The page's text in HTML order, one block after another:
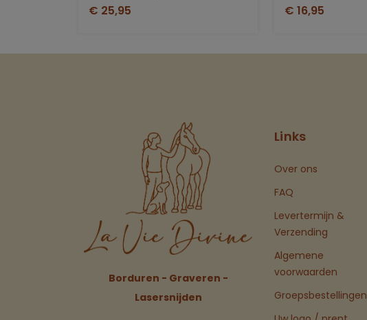
€ 25,95
€ 16,95
Borduren - Graveren -
Lasersnijden
Links
Over ons
FAQ
Levertermijn &
Verzending
Algemene
voorwaarden
Groepsbestellingen